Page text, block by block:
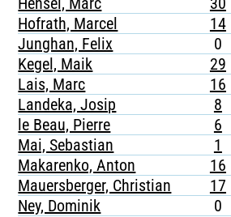
Hofrath, Marcel
14
Junghan, Felix
0
Kegel, Maik
29
Lais, Marc
16
Landeka, Josip
8
le Beau, Pierre
6
Mai, Sebastian
1
Makarenko, Anton
16
Mauersberger, Christian
17
Ney, Dominik
0